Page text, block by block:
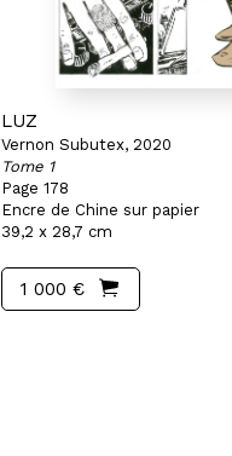
LUZ
Vernon Subutex, 2020
Tome 1
Page 178
Encre de Chine sur papier
39,2 x 28,7 cm
1 000 €